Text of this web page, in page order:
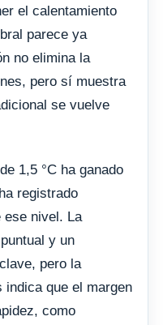
el calentamiento
parece ya
no elimina la
pero sí muestra
se vuelve
1,5 °C ha ganado
registrado
ese nivel. La
y un
pero la
que el margen
como